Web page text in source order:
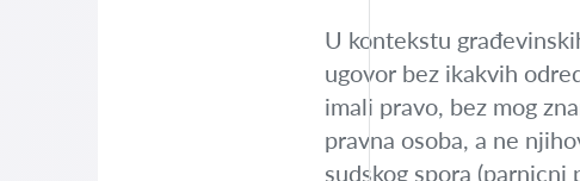
U kontekstu
ugovor bez ikakvih
imali pravo, bez mog
pravna osoba, a ne
sudskog spora (parnicni